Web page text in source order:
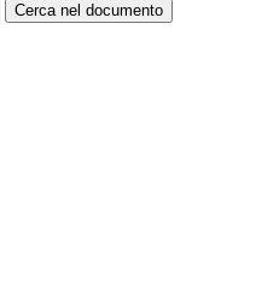
Cerca nel documento